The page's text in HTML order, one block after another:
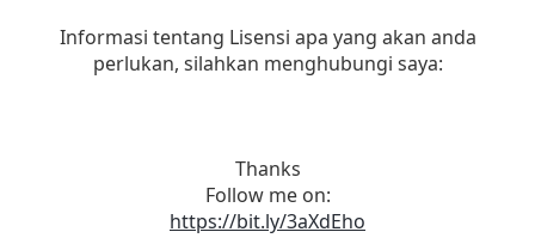
Informasi tentang Lisensi apa yang akan anda
perlukan, silahkan menghubungi saya:
Thanks
Follow me on:
https://bit.ly/3aXdEho